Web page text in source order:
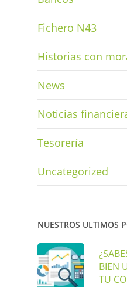
Fichero N43
Historias con
News
Noticias
Tesorería
Uncategorized
NUESTROS ULTIMOS
BIEN
TU